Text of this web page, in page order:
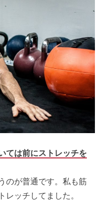
ては前にストレッチを
のが普通です。私も筋
レッチしてました。